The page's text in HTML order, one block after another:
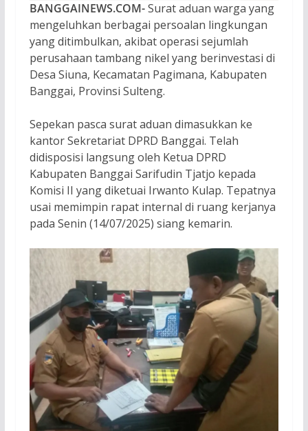
BANGGAINEWS.COM-Surat aduan warga yang
mengeluhkan berbagai persoalan lingkungan
yang ditimbulkan, akibat operasi sejumlah
perusahaan tambang nikel yang berinvestasi di
Desa Siuna, Kecamatan Pagimana, Kabupaten
Banggai, Provinsi Sulteng.
Sepekan pasca surat aduan dimasukkan ke
kantor Sekretariat DPRD Banggai. Telah
didisposisi langsung oleh Ketua DPRD
Kabupaten Banggai Sarifudin Tjatjo kepada
Komisi II yang diketuai Irwanto Kulap. Tepatnya
usai memimpin rapat internal di ruang kerjanya
pada Senin (14/07/2025) siang kemarin.